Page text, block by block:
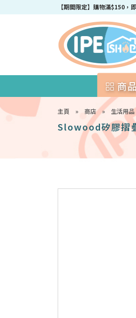
【期間限定】購物滿$150，
商
主頁 » 商店» 生活用品
Slowood矽膠摺